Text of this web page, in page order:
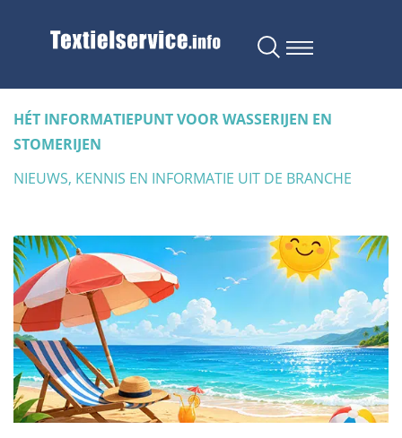
HÉT INFORMATIEPUNT VOOR WASSERIJEN EN
STOMERIJEN
NIEUWS, KENNIS EN INFORMATIE UIT DE BRANCHE